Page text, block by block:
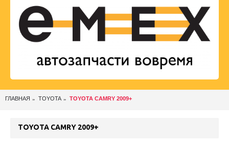
ГЛАВНАЯ TOYOTA TOYOTA CAMRY 2009+
TOYOTA CAMRY 2009+